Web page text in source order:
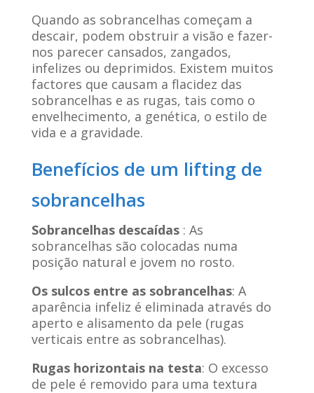
Quando as sobrancelhas começam a
descair, podem obstruir a visão e fazer-
nos parecer cansados, zangados,
infelizes ou deprimidos. Existem muitos
factores que causam a flacidez das
sobrancelhas e as rugas, tais como o
envelhecimento, a genética, o estilo de
vida e a gravidade.
Benefícios de um lifting de
sobrancelhas
Sobrancelhas descaídas: As
sobrancelhas são colocadas numa
posição natural e jovem no rosto.
Os sulcos entre as sobrancelhas: A
aparência infeliz é eliminada através do
aperto e alisamento da pele (rugas
verticais entre as sobrancelhas).
Rugas horizontais na testa: O excesso
de pele é removido para uma textura